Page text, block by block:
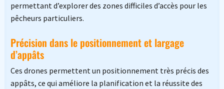
permettant d’explorer des zones difficiles d’accès pour les
pêcheurs particuliers.
Précision dans le positionnement et largage
d’appâts
Ces drones permettent un positionnement très précis des
appâts, ce qui améliore la planification et la réussite des